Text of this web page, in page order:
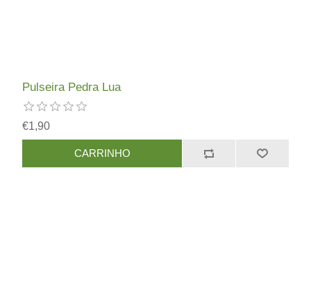
Pulseira Pedra Lua
€1,90